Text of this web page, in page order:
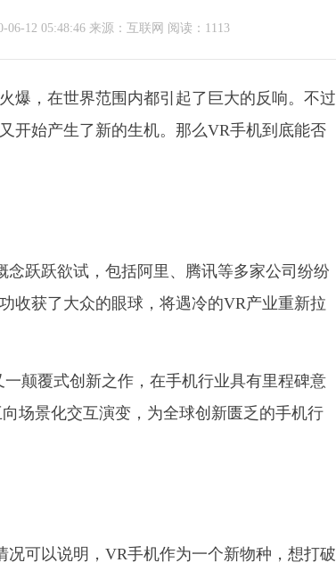
06-12 05:48:46 来源：互联网 阅读：1113
爆，在世界范围内都引起了巨大的反响。不过
开始产生了新的生机。那么VR手机到底能否
跃跃欲试，包括阿里、腾讯等多家公司纷纷
收获了大众的眼球，将遇冷的VR产业重新拉
颠覆式创新之作，在手机行业具有里程碑意
场景化交互演变，为全球创新匮乏的手机行
可以说明，VR手机作为一个新物种，想打破